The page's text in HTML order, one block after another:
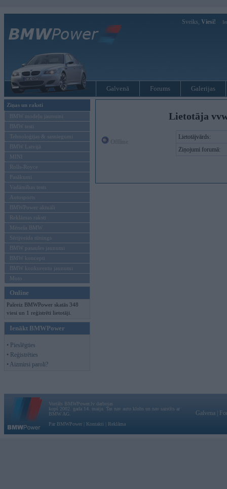
Sveiks, Viesi!
Galvenā Forums Galerijas
Ziņas un raksti
BMW modeļu jaunumi
BMW testi
Tehnoloģijas & sasniegumi
BMW Latvijā
MINI
Rolls-Royce
Pasākumi
Vadāmības tests
Autosports
BMWPower aktuāli
Reklāmas raksti
Mēneša BMW
Sērijveida tūnings
BMW pasaules jaunumi
BMW koncepti
BMW konkurentu jaunumi
Moto
Online
Pašreiz BMWPower skatās 348
viesi un 1 reģistrēti lietotāji.
Ienākt BMWPower
• Pieslēgties
• Reģistrēties
• Aizmirsi paroli?
Lietotāja
Lietotājvārds:
Ziņojumi forumā:
Vortāls BMWPower.lv darbojas
kopš 2002. gada 14. maija. Tas nav auto klubs un nav saistīts ar
BMW AG.
Par BMWPower
Kontakti Reklāma
Galvena